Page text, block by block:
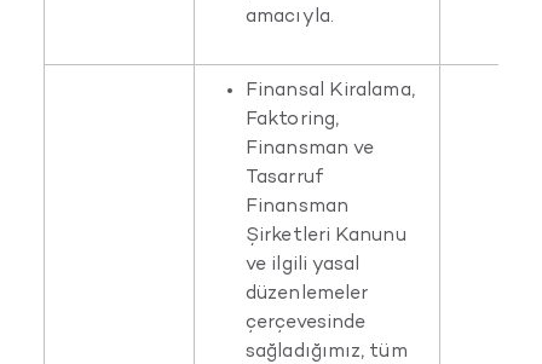
amacıyla.
Finansal Kiralama,
Faktoring,
Finansman ve
Tasarruf
Finansman
Şirketleri Kanunu
ve ilgili yasal
düzenlemeler
çerçevesinde
sağladığımız, tüm